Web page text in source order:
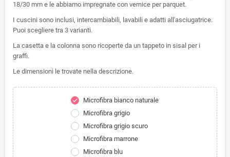
18/30 mm e le abbiamo impregnate con vernice per parquet.
I cuscini sono inclusi, intercambiabili, lavabili e adatti all'asciugatrice.
Puoi scegliere tra 3 varianti.
La casetta e la colonna sono ricoperte da un tappeto in sisal per i
graffi.
Le dimensioni le trovate nella descrizione.
check
Microfibra bianco naturale
Microfibra grigio
Microfibra grigio scuro
Microfibra marrone
Microfibra blu